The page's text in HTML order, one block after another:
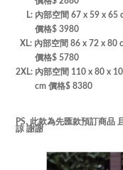
L: 內部空間 67 x 59 x 65
價格$ 3980
XL: 內部空間 86 x 72 x 80
價格$ 5780
2XL: 內部空間 110 x 80 x
cm 價格$ 8380
PS. 此款為先匯款預訂商品
諒 謝謝